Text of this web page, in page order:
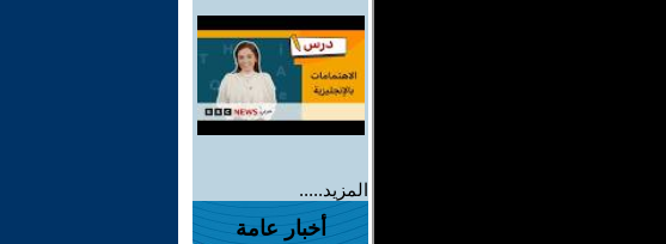
المزيد.....
أخبار عامة